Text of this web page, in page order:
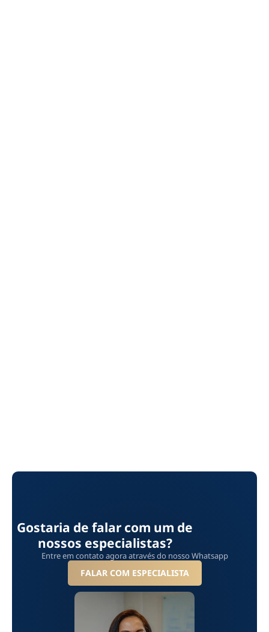
Gostaria de falar com um de
nossos especialistas?
Entre em contato agora através do nosso Whatsapp
FALAR COM ESPECIALISTA